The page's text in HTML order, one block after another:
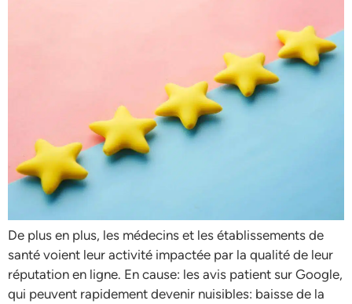
De plus en plus, les médecins et les établissements de
santé voient leur activité impactée par la qualité de leur
réputation en ligne. En cause: les avis patient sur Google,
qui peuvent rapidement devenir nuisibles: baisse de la